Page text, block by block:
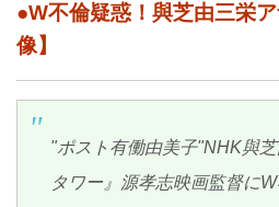
●W不倫疑惑！與芝由三栄
像】
"ポスト有働由美子"NHK與
タワー』源孝志映画監督に